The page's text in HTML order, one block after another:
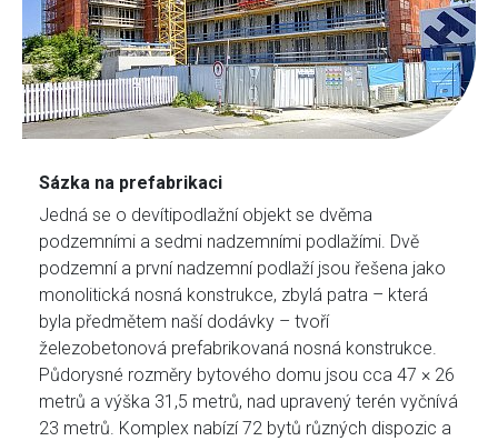
Sázka na prefabrikaci
Jedná se o devítipodlažní objekt se dvěma
podzemními a sedmi nadzemními podlažími. Dvě
podzemní a první nadzemní podlaží jsou řešena jako
monolitická nosná konstrukce, zbylá patra – která
byla předmětem naší dodávky – tvoří
železobetonová prefabrikovaná nosná konstrukce.
Půdorysné rozměry bytového domu jsou cca 47 × 26
metrů a výška 31,5 metrů, nad upravený terén vyčnívá
23 metrů. Komplex nabízí 72 bytů různých dispozic a